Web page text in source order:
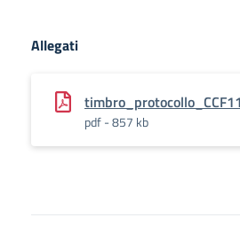
Allegati
pdf - 857 kb